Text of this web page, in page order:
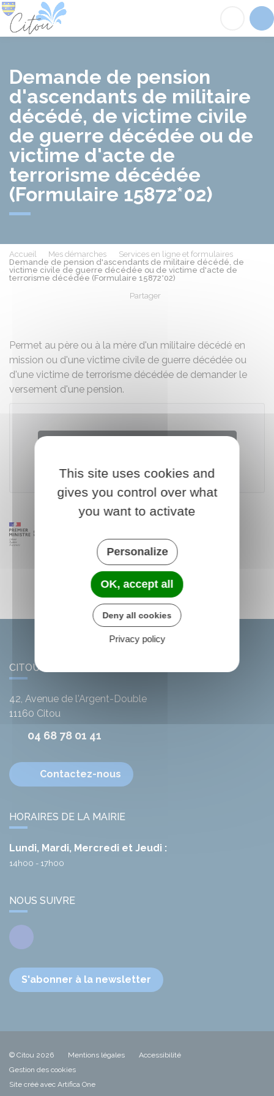
Demande de pension
d'ascendants de militaire
décédé, de victime civile
de guerre décédée ou de
victime d'acte de
terrorisme décédée
(Formulaire 15872*02)
Accueil Mes démarches
Services en ligne et formulaires
Demande de pension d'ascendants de militaire décédé, de
victime civile de guerre décédée ou de victime d'acte de
terrorisme décédée (Formulaire 15872*02)
Partager
Permet au père ou à la mère d'un militaire décédé en
mission ou d'une victime civile de guerre décédée ou
d'une victime de terrorisme décédée de demander le
versement d'une pension.
Ministère chargé de la défense
CITOU
42, Avenue de l'Argent-Double
11160 Citou
04 68 78 01 41
Contactez-nous
HORAIRES DE LA MAIRIE
Lundi, Mardi, Mercredi et Jeudi :
14h00 - 17h00
NOUS SUIVRE
Facebook
S'abonner à la newsletter
© Citou 2026 Mentions légales
Accessibilité
Gestion des cookies
Site créé avec Artifica One
This site uses cookies and
gives you control over what
you want to activate
Personalize
OK, accept all
Deny all cookies
Privacy policy